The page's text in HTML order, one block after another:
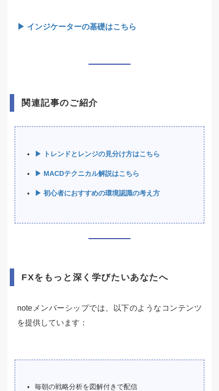
▶ インジケーターの基礎はこちら
関連記事のご紹介
▶ トレンドとレンジの見分け方はこちら
▶ MACDテクニカル解説はこちら
▶ 初心者におすすめの環境認識の考え方
FXをもっと深く学びたいあなたへ
noteメンバーシップでは、以下のようなコンテンツ
を提供しています：
毎朝の戦略分析を図解付きで配信